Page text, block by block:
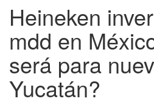
Heineken
mdd en
será para
Yucatán?